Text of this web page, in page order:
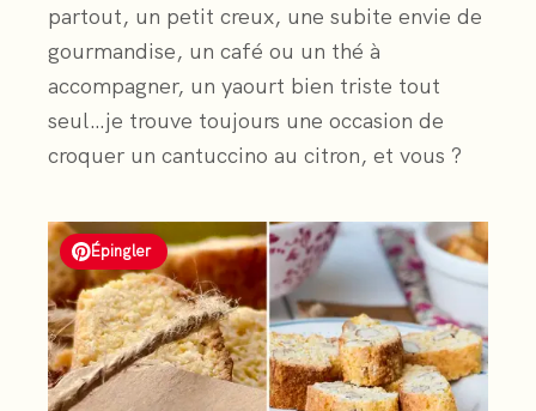
partout, un petit creux, une subite envie de
gourmandise, un café ou un thé à
accompagner, un yaourt bien triste tout
seul…je trouve toujours une occasion de
croquer un cantuccino au citron, et vous ?
Épingler